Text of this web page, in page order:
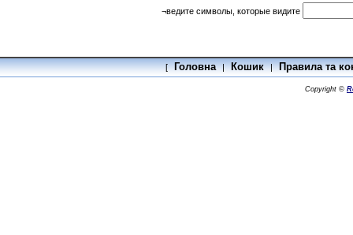
¬ведите символы, которые видите
[ Головна | Кошик | Правила та
Copyright ©